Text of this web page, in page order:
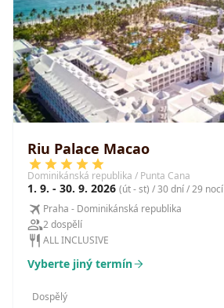
Riu Palace Macao
Dominikánská republika / Punta Cana
1. 9. - 30. 9. 2026 (út - st) / 30 dní / 29 nocí
Praha - Dominikánská republika
2 dospělí
ALL INCLUSIVE
Vyberte jiný termín
Dospělý